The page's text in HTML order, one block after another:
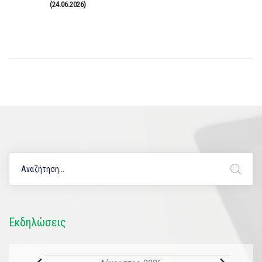
(24.06.2026)
Εκδηλώσεις